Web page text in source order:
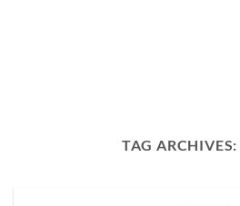
TAG ARCHIVES: